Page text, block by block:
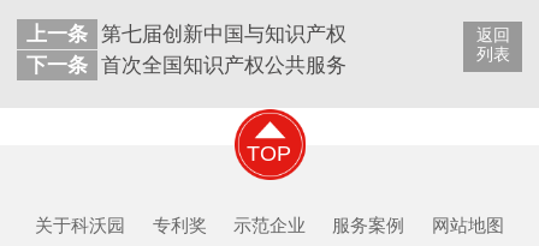
返回
列表
上一条 第七届创新中国与知识产权保护论坛在京举办
下一条 首次全国知识产权公共服务工作会议在渝召开
TOP
关于科沃园 专利奖 示范企业 服务案例 网站地图